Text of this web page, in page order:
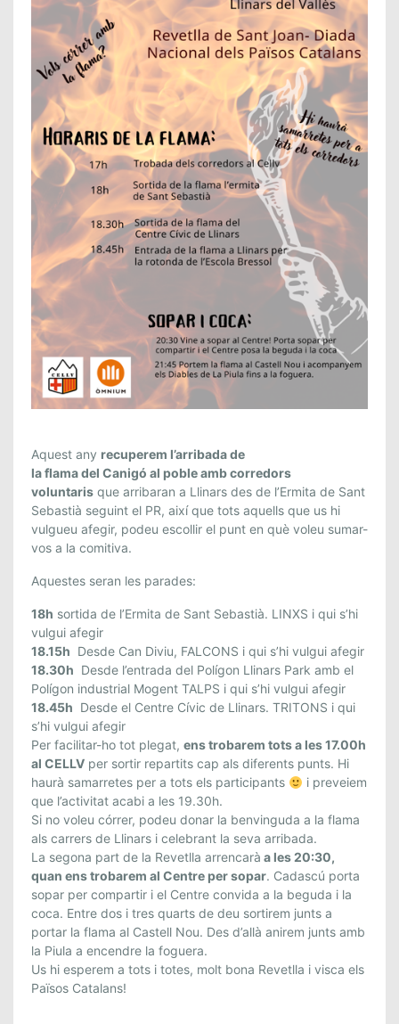
Aquest any recuperem l’arribada de
laflamadel Canigó al poble amb corredors
voluntaris que arribaran a Llinars des de l’Ermita de Sant
Sebastià seguint el PR, així que tots aquells que us hi
vulgueu afegir, podeu escollir el punt en què voleu sumar-
vos a la comitiva.
Aquestes seran les parades:
18h sortida de l’Ermita de Sant Sebastià. LINXS i qui s’hi
vulgui afegir
18.15h Desde Can Diviu, FALCONS i qui s’hi vulgui afegir
18.30h Desde l’entrada del Polígon Llinars Park amb el
Polígon industrial Mogent TALPS i qui s’hi vulgui afegir
18.45h Desde el Centre Cívic de Llinars. TRITONS i qui
s’hi vulgui afegir
Per facilitar-ho tot plegat, ens trobarem tots a les 17.00h
al CELLV per sortir repartits cap als diferents punts. Hi
haurà samarretes per a tots els participants
i preveiem
que l’activitat acabi a les 19.30h.
Si no voleu córrer, podeu donar la benvinguda a la flama
als carrers de Llinars i celebrant la seva arribada.
La segona part de la Revetlla arrencarà a les 20:30,
quan ens trobarem al Centre per sopar. Cadascú porta
sopar per compartir i el Centre convida a la beguda i la
coca. Entre dos i tres quarts de deu sortirem junts a
portar la flama al Castell Nou. Des d’allà anirem junts amb
la Piula a encendre la foguera.
Us hi esperem a tots i totes, molt bona Revetlla i visca els
Països Catalans!